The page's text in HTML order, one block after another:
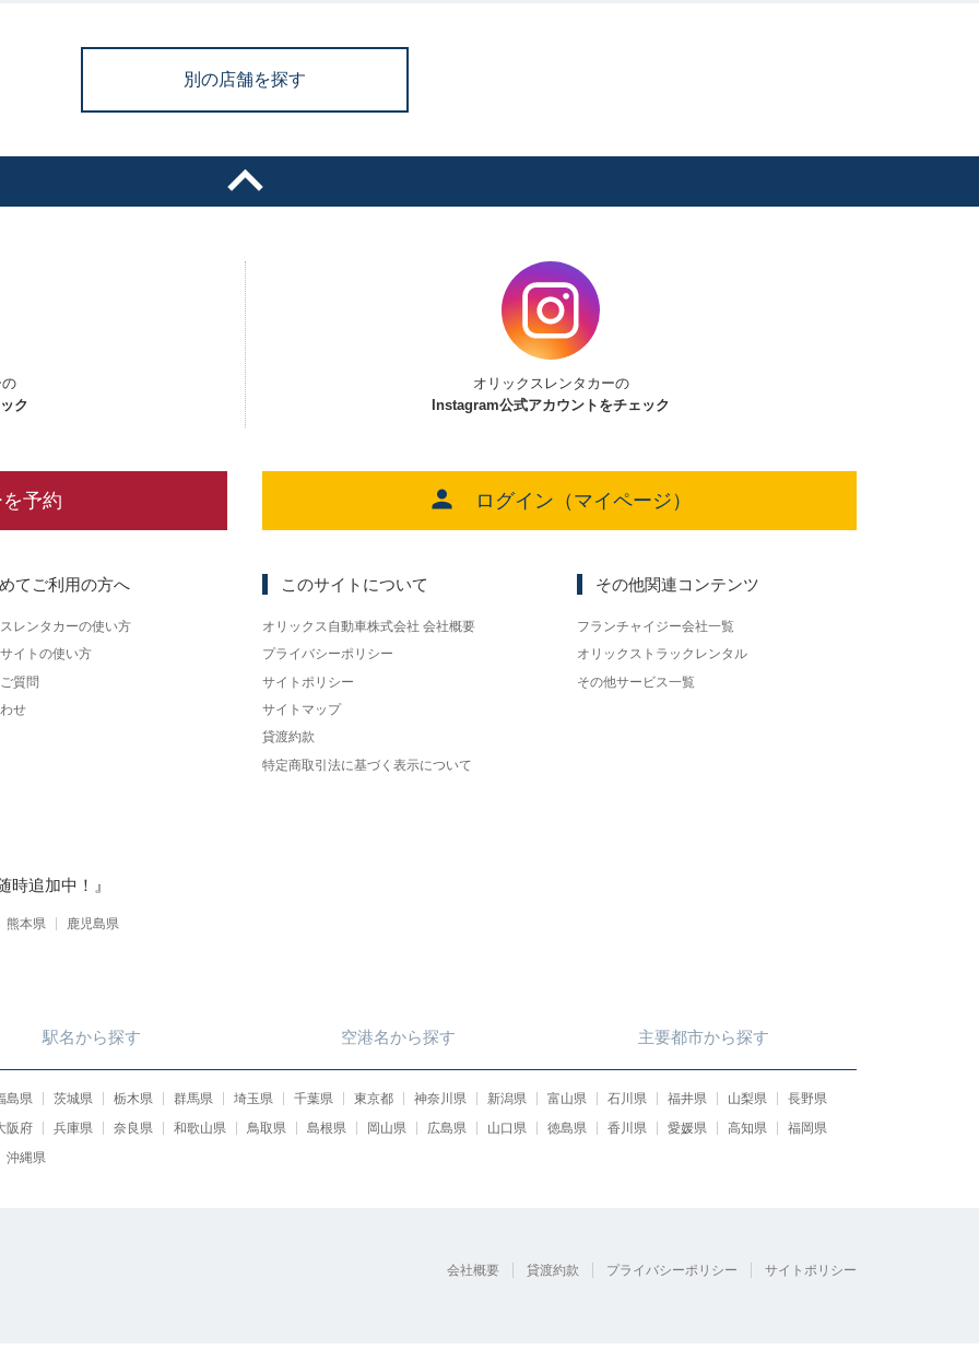
別の店舗を探す
ク
オリックスレンタカーの
Instagram公式アカウントをチェック
予約 ログイン（マイページ）
てご利用の方へ
レンタカーの使い方
イトの使い方
質問
せ
このサイトについて
オリックス自動車株式会社 会社概要
プライバシーポリシー
サイトポリシー
サイトマップ
貸渡約款
特定商取引法に基づく表示について
その他関連コンテンツ
フランチャイジー会社一覧
オリックストラックレンタル
その他サービス一覧
時追加中！』
熊本県 鹿児島県
駅名から探す 空港名から探す 主要都市から探す
島県 茨城県 栃木県 群馬県 埼玉県 千葉県 東京都 神奈川県 新潟県 富山県 石川県 福井県 山梨県
長野県
阪府 兵庫県 奈良県 和歌山県 鳥取県 島根県 岡山県 広島県 山口県 徳島県 香川県 愛媛県 高知県
福岡県
沖縄県
会社概要 貸渡約款 プライバシーポリシー サイトポリシー